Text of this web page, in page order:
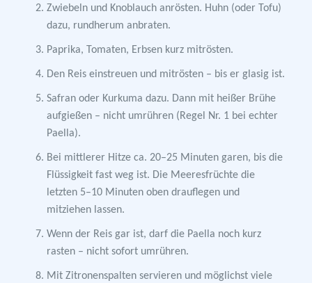
Zwiebeln und Knoblauch anrösten. Huhn (oder Tofu)
dazu, rundherum anbraten.
Paprika, Tomaten, Erbsen kurz mitrösten.
Den Reis einstreuen und mitrösten – bis er glasig ist.
Safran oder Kurkuma dazu. Dann mit heißer Brühe
aufgießen – nicht umrühren (Regel Nr. 1 bei echter
Paella).
Bei mittlerer Hitze ca. 20–25 Minuten garen, bis die
Flüssigkeit fast weg ist. Die Meeresfrüchte die
letzten 5–10 Minuten oben drauflegen und
mitziehen lassen.
Wenn der Reis gar ist, darf die Paella noch kurz
rasten – nicht sofort umrühren.
Mit Zitronenspalten servieren und möglichst viele